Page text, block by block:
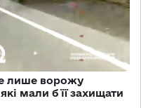
лише ворожу
мали б її захищати